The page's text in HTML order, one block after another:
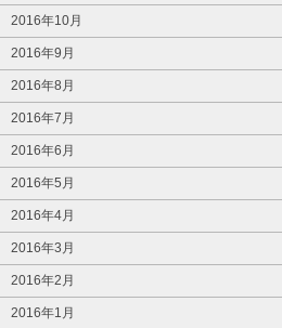
2016年10月
2016年9月
2016年8月
2016年7月
2016年6月
2016年5月
2016年4月
2016年3月
2016年2月
2016年1月